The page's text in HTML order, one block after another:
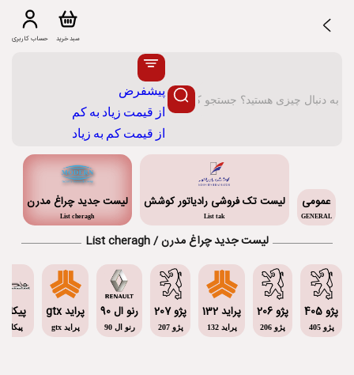
حساب کاربری سبد خرید
پیشفرض
از قیمت زیاد به کم
از قیمت کم به زیاد
عمومی
GENERAL
لیست تک فروشی رادیاتور کوشش
List tak
لیست جدید چراغ مدرن
List cheragh
لیست جدید چراغ مدرن / List cheragh
پژو 405
پژو 405
پژو 206
پژو 206
پراید 132
پراید 132
پژو 207
پژو 207
رنو ال 90
رنو ال 90
پراید gtx
پراید gtx
پیکان
پیکان